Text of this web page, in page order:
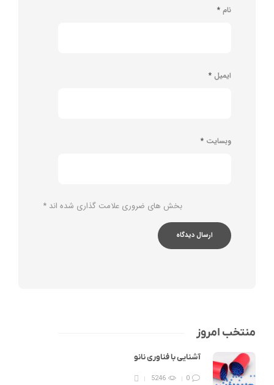
نام *
ایمیل *
وبسایت *
بخش های ضروری علامت گذاری شده اند *
منتخب امروز
آشنایی با فناوری نانو
0
5246